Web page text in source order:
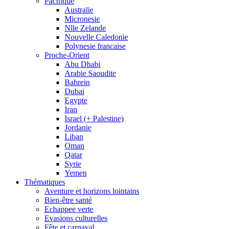
Australie
Micronesie
Nlle Zelande
Nouvelle Caledonie
Polynesie francaise
Proche-Orient
Abu Dhabi
Arabie Saoudite
Bahrein
Dubai
Egypte
Iran
Israel (+ Palestine)
Jordanie
Liban
Oman
Qatar
Syrie
Yemen
Thématiques
Aventure et horizons lointains
Bien-être santé
Echappee verte
Evasions culturelles
Fête et carnaval